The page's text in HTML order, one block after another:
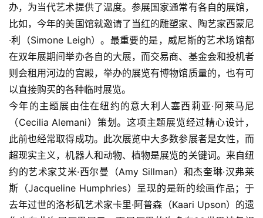
办，为当代艺术提供了温度。参展国家通常有各自的展馆，
比如，今年的美国馆就邀请了当红的雕塑家、陶艺家西蒙尼
·利（Simone Leigh）。最重要的是，威尼斯的艺术场馆都
在双年展期间举办各自的大展，而交易商、基金会和投机者
则会租用河边的宫殿，举办的展览有博物馆质量的，也有可
以直接购买的各种临时展览。
今年的主题展由住在纽约的意大利人塞西莉亚·阿莱马尼
（Cecilia Alemani）策划。这项主题展览经过精心设计，
此前也经常取得成功。此次展览中大多数参展者是女性，而
超现实主义，机器人和动物、植物是展览的关键词。来自纽
约的艺术家艾米·西尔曼（Amy Sillman）和杰奎琳·汉弗莱
斯（Jacqueline Humphries）呈现的是新的绘画作品；于
去年过世的洛杉矶艺术家卡里·阿普森（Kaari Upson）的遗